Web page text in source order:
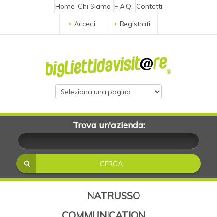
Home Chi Siamo F.A.Q. Contatti
Accedi
Registrati
Trova un'azienda:
NATRUSSO